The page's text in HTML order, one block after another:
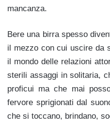
mancanza.
Bere una birra spesso
il mezzo con cui uscire da
il mondo delle relazioni
sterili assaggi in solitaria,
proficui ma che mai
fervore sprigionati dal
che si toccano, brindano,